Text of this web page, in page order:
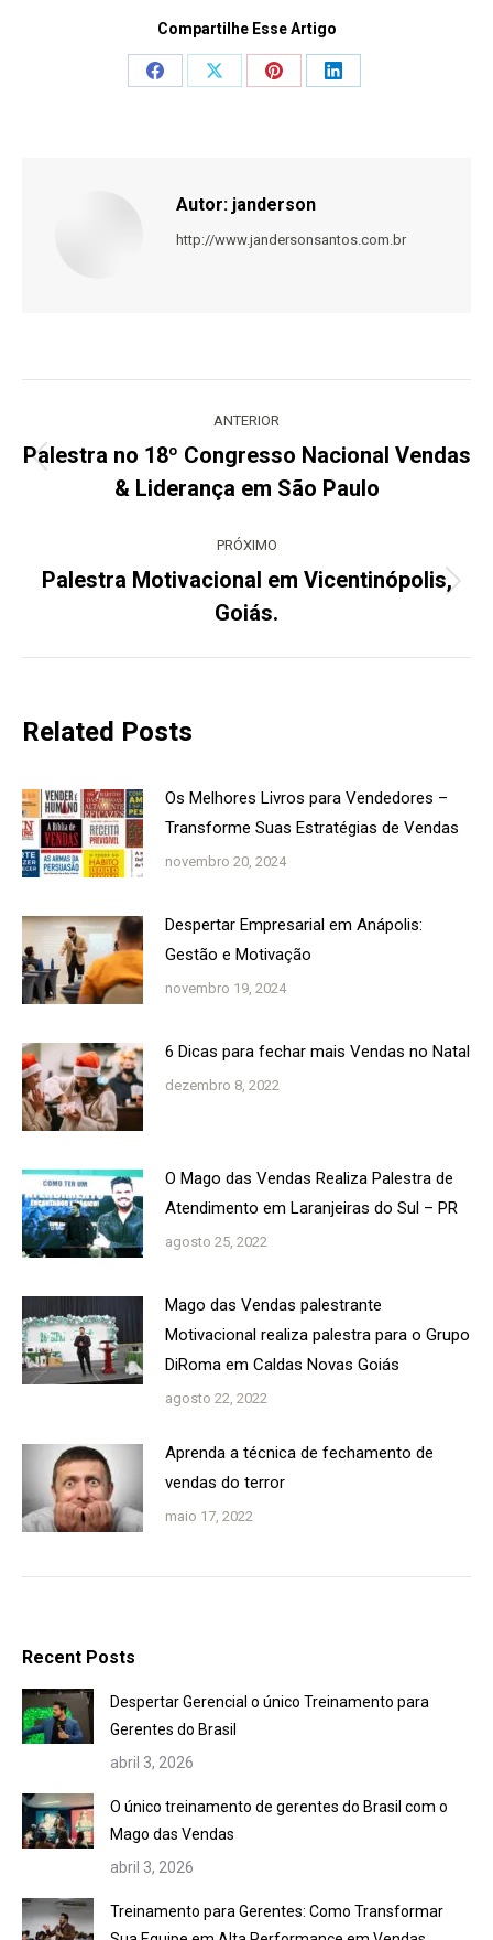
Compartilhe Esse Artigo
Share
Share
Share
Share
Autor: janderson
http://www.jandersonsantos.com.br
post:
ANTERIOR
anterior:
Palestra no 18º Congresso Nacional Vendas
& Liderança em São Paulo
PRÓXIMO
post:
Palestra Motivacional em Vicentinópolis,
Goiás.
Related Posts
Os Melhores Livros para Vendedores –
Transforme Suas Estratégias de Vendas
novembro 20, 2024
Despertar Empresarial em Anápolis:
Gestão e Motivação
novembro 19, 2024
6 Dicas para fechar mais Vendas no Natal
dezembro 8, 2022
O Mago das Vendas Realiza Palestra de
Atendimento em Laranjeiras do Sul – PR
agosto 25, 2022
Mago das Vendas palestrante
Motivacional realiza palestra para o Grupo
DiRoma em Caldas Novas Goiás
agosto 22, 2022
Aprenda a técnica de fechamento de
vendas do terror
maio 17, 2022
Recent Posts
Despertar Gerencial o único Treinamento para
Gerentes do Brasil
abril 3, 2026
O único treinamento de gerentes do Brasil com o
Mago das Vendas
abril 3, 2026
Treinamento para Gerentes: Como Transformar